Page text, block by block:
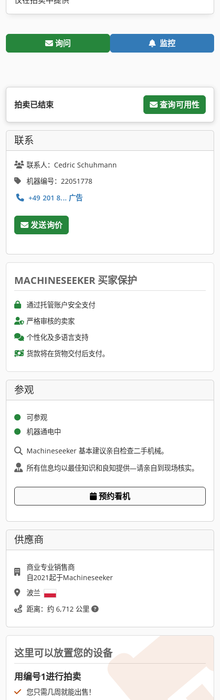
询问 监控
拍卖已结束 查询可用性
联系
联系人：Cedric Schuhmann
机器编号：22051778
+49 201 8... 广告
发送询价
MACHINESEEKER 买家保护
通过托管账户安全支付
严格审核的卖家
个性化及多语言支持
货款将在货物交付后支付。
参观
可参观
机器通电中
Machineseeker 基本建议亲自检查二手机械。
所有信息均以最佳知识和良知提供—请亲自到现场核实。
预约看机
供應商
商业专业销售商
自2021起于Machineseeker
波兰
距离：约 6,712 公里
这里可以放置您的设备
用编号1进行拍卖
您只需几周就能出售！